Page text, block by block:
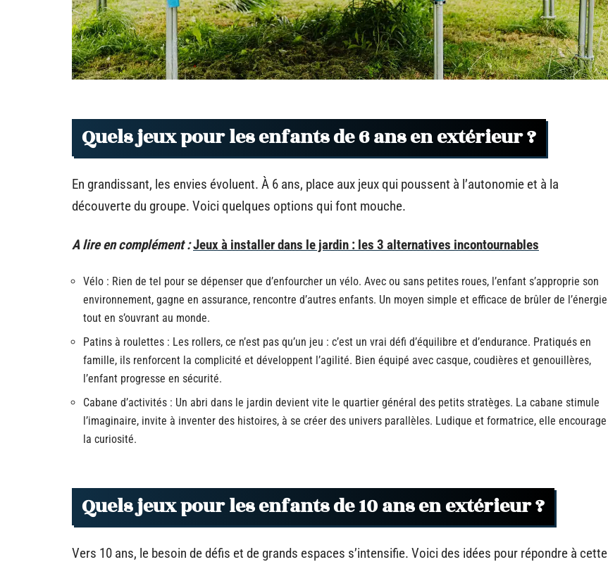
Quels jeux pour les enfants de 6 ans en extérieur ?
En grandissant, les envies évoluent. À 6 ans, place aux jeux qui poussent à l’autonomie et à la
découverte du groupe. Voici quelques options qui font mouche.
A lire en complément :Jeux à installer dans le jardin : les 3 alternatives incontournables
Vélo : Rien de tel pour se dépenser que d’enfourcher un vélo. Avec ou sans petites roues, l’enfant s’approprie son
environnement, gagne en assurance, rencontre d’autres enfants. Un moyen simple et efficace de brûler de l’énergie
tout en s’ouvrant au monde.
Patins à roulettes : Les rollers, ce n’est pas qu’un jeu : c’est un vrai défi d’équilibre et d’endurance. Pratiqués en
famille, ils renforcent la complicité et développent l’agilité. Bien équipé avec casque, coudières et genouillères,
l’enfant progresse en sécurité.
Cabane d’activités : Un abri dans le jardin devient vite le quartier général des petits stratèges. La cabane stimule
l’imaginaire, invite à inventer des histoires, à se créer des univers parallèles. Ludique et formatrice, elle encourage
la curiosité.
Quels jeux pour les enfants de 10 ans en extérieur ?
Vers 10 ans, le besoin de défis et de grands espaces s’intensifie. Voici des idées pour répondre à cette